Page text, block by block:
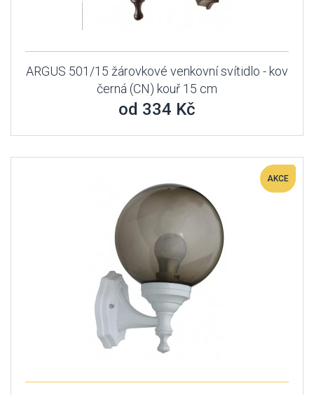
ARGUS 501/15 žárovkové venkovní svítidlo - kov
černá (CN) kouř 15 cm
od 334 Kč
AKCE